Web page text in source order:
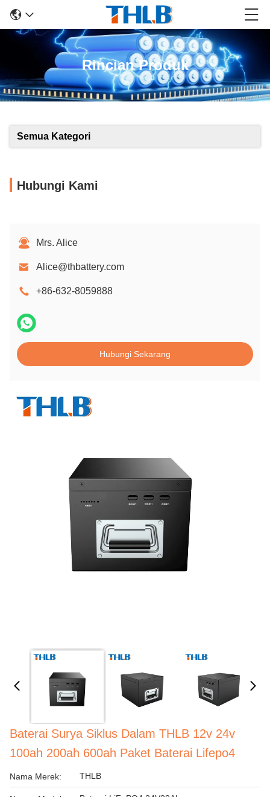
Rincian Produk
Semua Kategori
Hubungi Kami
Mrs. Alice
Alice@thbattery.com
+86-632-8059888
Hubungi Sekarang
Baterai Surya Siklus Dalam THLB 12v 24v
100ah 200ah 600ah Paket Baterai Lifepo4
Nama Merek: THLB